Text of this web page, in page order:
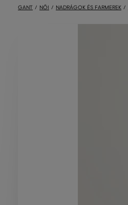
GANT NŐI NADRÁGOK ÉS FARMEREK